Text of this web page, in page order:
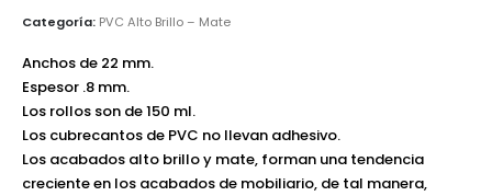
Categoría: PVC Alto Brillo – Mate
Anchos de 22 mm.
Espesor .8 mm.
Los rollos son de 150 ml.
Los cubrecantos de PVC no llevan adhesivo.
Los acabados alto brillo y mate, forman una tendencia
creciente en los acabados de mobiliario, de tal manera,